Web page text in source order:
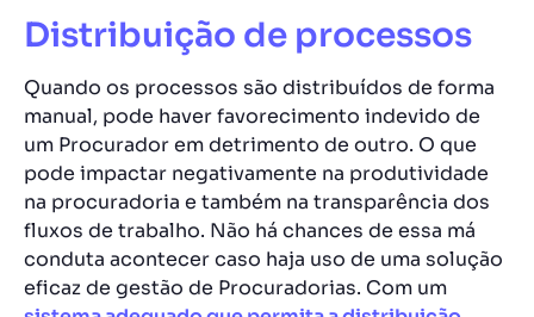
Distribuição de processos
Quando os processos são distribuídos de forma
manual, pode haver favorecimento indevido de
um Procurador em detrimento de outro. O que
pode impactar negativamente na produtividade
na procuradoria e também na transparência dos
fluxos de trabalho. Não há chances de essa má
conduta acontecer caso haja uso de uma solução
eficaz de gestão de Procuradorias. Com um